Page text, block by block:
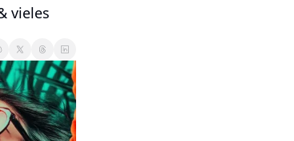
vieles